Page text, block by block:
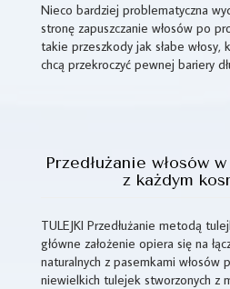
Nieco bardziej problematyczna
stronę zapuszczanie włosów po
takie przeszkody jak słabe
chcą przekroczyć pewnej bariery
Przedłużanie włosów
z każdym
TULEJKI Przedłużanie metodą
główne założenie opiera się na
naturalnych z pasemkami włosów
niewielkich tulejek stworzonych z